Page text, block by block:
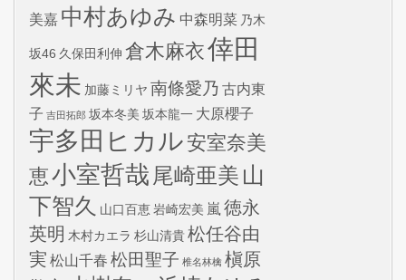
美嘉 中村あゆみ 中森明菜 乃木
坂46 久保田利伸 倉木麻衣倖田
來未 加藤ミリヤ 南條愛乃 古内東
子 吉田拓郎 坂本冬美 坂本龍一 大原櫻子
宇多田ヒカル安室奈美
恵小室哲哉 尾崎亜美 山
下智久 山口百恵岩崎宏美 嵐 徳永
英明 木村カエラ 杉山清貴松任谷由
実 松山千春 松田聖子 椎名林檎 槇原